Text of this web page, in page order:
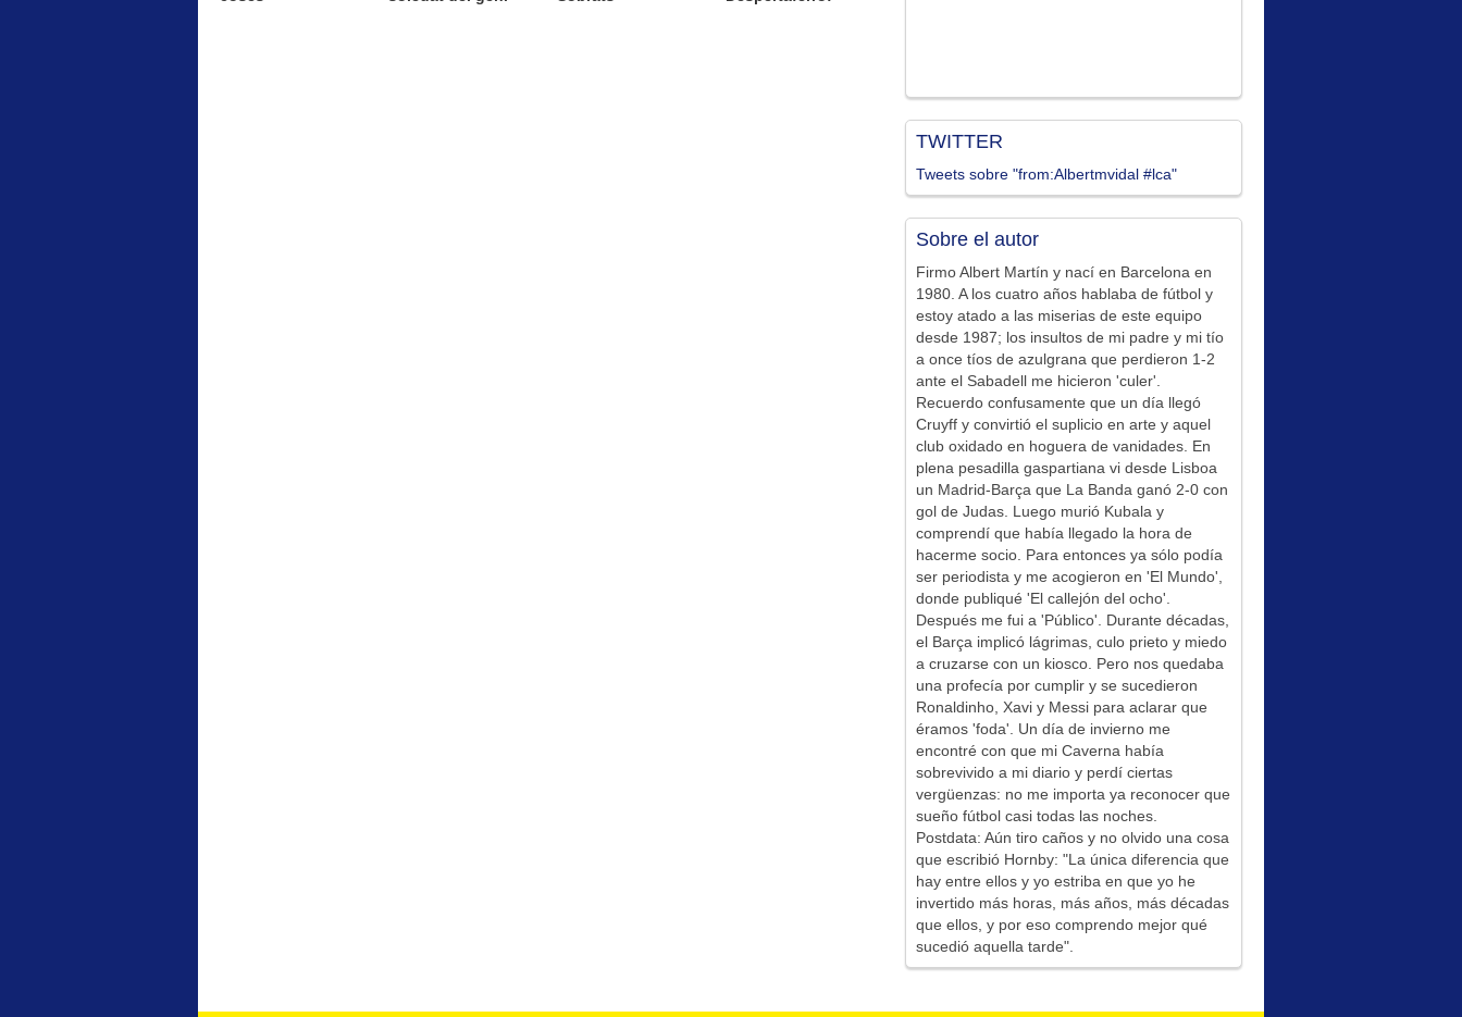
TWITTER
Tweets sobre "from:Albertmvidal #lca"
Sobre el autor
Firmo Albert Martín y nací en Barcelona en
1980. A los cuatro años hablaba de fútbol y
estoy atado a las miserias de este equipo
desde 1987; los insultos de mi padre y mi tío
a once tíos de azulgrana que perdieron 1-2
ante el Sabadell me hicieron 'culer'.
Recuerdo confusamente que un día llegó
Cruyff y convirtió el suplicio en arte y aquel
club oxidado en hoguera de vanidades. En
plena pesadilla gaspartiana vi desde Lisboa
un Madrid-Barça que La Banda ganó 2-0 con
gol de Judas. Luego murió Kubala y
comprendí que había llegado la hora de
hacerme socio. Para entonces ya sólo podía
ser periodista y me acogieron en 'El Mundo',
donde publiqué 'El callejón del ocho'.
Después me fui a 'Público'. Durante décadas,
el Barça implicó lágrimas, culo prieto y miedo
a cruzarse con un kiosco. Pero nos quedaba
una profecía por cumplir y se sucedieron
Ronaldinho, Xavi y Messi para aclarar que
éramos 'foda'. Un día de invierno me
encontré con que mi Caverna había
sobrevivido a mi diario y perdí ciertas
vergüenzas: no me importa ya reconocer que
sueño fútbol casi todas las noches.
Postdata: Aún tiro caños y no olvido una cosa
que escribió Hornby: "La única diferencia que
hay entre ellos y yo estriba en que yo he
invertido más horas, más años, más décadas
que ellos, y por eso comprendo mejor qué
sucedió aquella tarde".